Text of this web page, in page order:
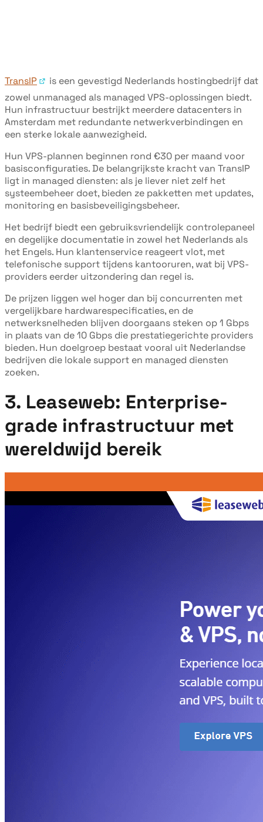
TransIP
is een gevestigd Nederlands hostingbedrijf dat
zowel unmanaged als managed VPS-oplossingen biedt.
Hun infrastructuur bestrijkt meerdere datacenters in
Amsterdam met redundante netwerkverbindingen en
een sterke lokale aanwezigheid.
Hun VPS-plannen beginnen rond €30 per maand voor
basisconfiguraties. De belangrijkste kracht van TransIP
ligt in managed diensten: als je liever niet zelf het
systeembeheer doet, bieden ze pakketten met updates,
monitoring en basisbeveiligingsbeheer.
Het bedrijf biedt een gebruiksvriendelijk controlepaneel
en degelijke documentatie in zowel het Nederlands als
het Engels. Hun klantenservice reageert vlot, met
telefonische support tijdens kantooruren, wat bij VPS-
providers eerder uitzondering dan regel is.
De prijzen liggen wel hoger dan bij concurrenten met
vergelijkbare hardwarespecificaties, en de
netwerksnelheden blijven doorgaans steken op 1 Gbps
in plaats van de 10 Gbps die prestatiegerichte providers
bieden. Hun doelgroep bestaat vooral uit Nederlandse
bedrijven die lokale support en managed diensten
zoeken.
3. Leaseweb: Enterprise-
grade infrastructuur met
wereldwijd bereik